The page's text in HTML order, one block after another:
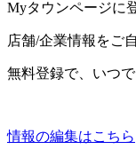
Myタウンページに
店舗/企業情報をご
無料登録で、いつ
情報の編集はこちら